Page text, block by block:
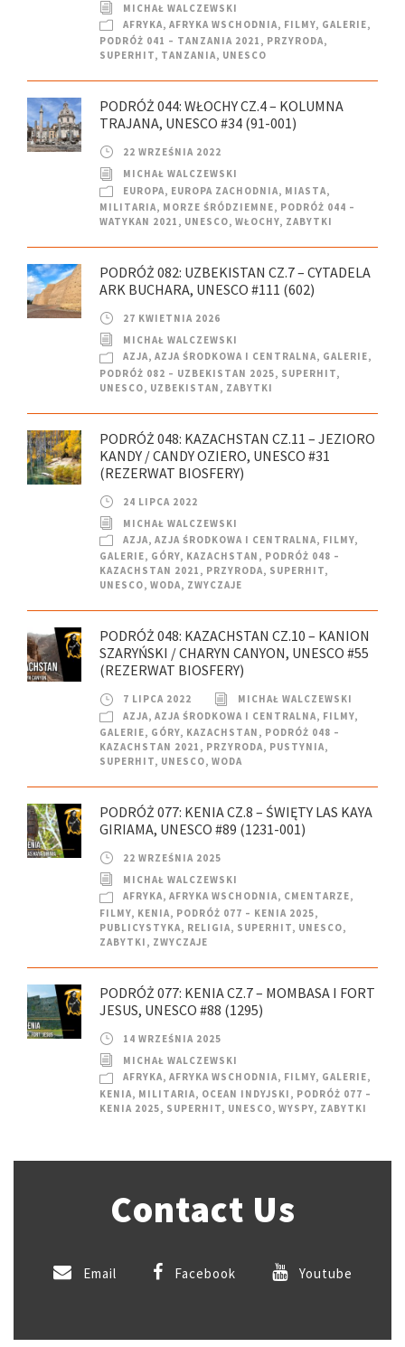
MICHAŁ WALCZEWSKI
AFRYKA, AFRYKA WSCHODNIA, FILMY, GALERIE,
PODRÓŻ 041 – TANZANIA 2021 , PRZYRODA,
SUPERHIT, TANZANIA, UNESCO
PODRÓŻ 044: WŁOCHY CZ.4 – KOLUMNA
TRAJANA, UNESCO #34 (91-001)
22 WRZEŚNIA 2022
MICHAŁ WALCZEWSKI
EUROPA, EUROPA ZACHODNIA, MIASTA,
MILITARIA, MORZE ŚRÓDZIEMNE, PODRÓŻ 044 –
WATYKAN 2021 , UNESCO, WŁOCHY, ZABYTKI
PODRÓŻ 082: UZBEKISTAN CZ.7 – CYTADELA
ARK BUCHARA, UNESCO #111 (602)
27 KWIETNIA 2026
MICHAŁ WALCZEWSKI
AZJA, AZJA ŚRODKOWA I CENTRALNA, GALERIE,
PODRÓŻ 082 – UZBEKISTAN 2025, SUPERHIT,
UNESCO, UZBEKISTAN , ZABYTKI
PODRÓŻ 048: KAZACHSTAN CZ.11 – JEZIORO
KANDY / CANDY OZIERO, UNESCO #31
(REZERWAT BIOSFERY)
24 LIPCA 2022
MICHAŁ WALCZEWSKI
AZJA, AZJA ŚRODKOWA I CENTRALNA, FILMY,
GALERIE, GÓRY, KAZACHSTAN , PODRÓŻ 048 –
KAZACHSTAN 2021 , PRZYRODA, SUPERHIT,
UNESCO, WODA, ZWYCZAJE
PODRÓŻ 048: KAZACHSTAN CZ.10 – KANION
SZARYŃSKI / CHARYN CANYON, UNESCO #55
(REZERWAT BIOSFERY)
7 LIPCA 2022
MICHAŁ WALCZEWSKI
AZJA, AZJA ŚRODKOWA I CENTRALNA, FILMY,
GALERIE, GÓRY, KAZACHSTAN , PODRÓŻ 048 –
KAZACHSTAN 2021 , PRZYRODA, PUSTYNIA,
SUPERHIT, UNESCO, WODA
PODRÓŻ 077: KENIA CZ.8 – ŚWIĘTY LAS KAYA
GIRIAMA, UNESCO #89 (1231-001)
22 WRZEŚNIA 2025
MICHAŁ WALCZEWSKI
AFRYKA, AFRYKA WSCHODNIA, CMENTARZE,
FILMY, KENIA, PODRÓŻ 077 – KENIA 2025,
PUBLICYSTYKA, RELIGIA, SUPERHIT, UNESCO,
ZABYTKI , ZWYCZAJE
PODRÓŻ 077: KENIA CZ.7 – MOMBASA I FORT
JESUS, UNESCO #88 (1295)
14 WRZEŚNIA 2025
MICHAŁ WALCZEWSKI
AFRYKA, AFRYKA WSCHODNIA, FILMY, GALERIE,
KENIA, MILITARIA, OCEAN INDYJSKI , PODRÓŻ 077 –
KENIA 2025, SUPERHIT, UNESCO, WYSPY, ZABYTKI
Contact Us
Email Facebook Youtube